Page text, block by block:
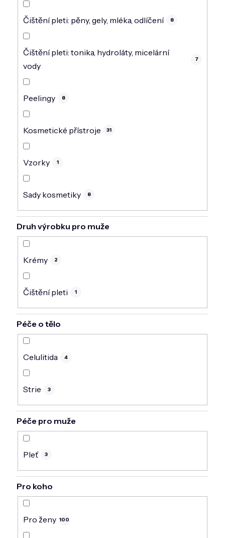
Čištění pleti: pěny, gely, mléka, odlíčení 8
Čištění pleti: tonika, hydroláty, micelární
vody
7
Peelingy 8
Kosmetické přístroje 31
Vzorky 1
Sady kosmetiky 8
Druh výrobku pro muže
Krémy 2
Čištění pleti 1
Péče o tělo
Celulitida 4
Strie 3
Péče pro muže
Pleť 3
Pro koho
Pro ženy 100